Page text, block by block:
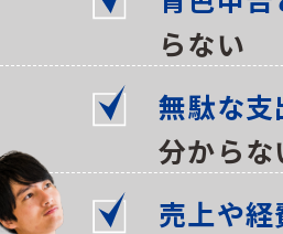
らない
無駄な支
分からな
売上や